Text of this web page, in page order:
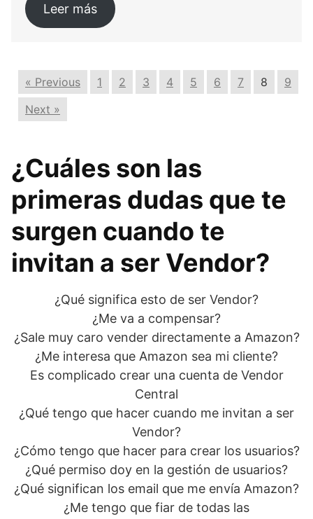
Leer más
« Previous 1 2 3 4 5 6 7 8
9
Next »
¿Cuáles son las
primeras dudas que te
surgen cuando te
invitan a ser Vendor?
¿Qué significa esto de ser Vendor?
¿Me va a compensar?
¿Sale muy caro vender directamente a Amazon?
¿Me interesa que Amazon sea mi cliente?
Es complicado crear una cuenta de Vendor
Central
¿Qué tengo que hacer cuando me invitan a ser
Vendor?
¿Cómo tengo que hacer para crear los usuarios?
¿Qué permiso doy en la gestión de usuarios?
¿Qué significan los email que me envía Amazon?
¿Me tengo que fiar de todas las